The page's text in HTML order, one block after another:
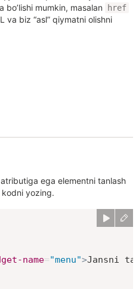
mumkin, masalan
href
va biz “asl” qiymatni olishni
atributiga ega elementni tanlash
kodni yozing.
name="menu">Jansni